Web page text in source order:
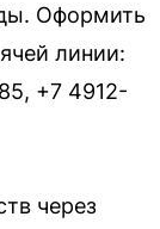
Оформить
линии:
+7 4912-
через